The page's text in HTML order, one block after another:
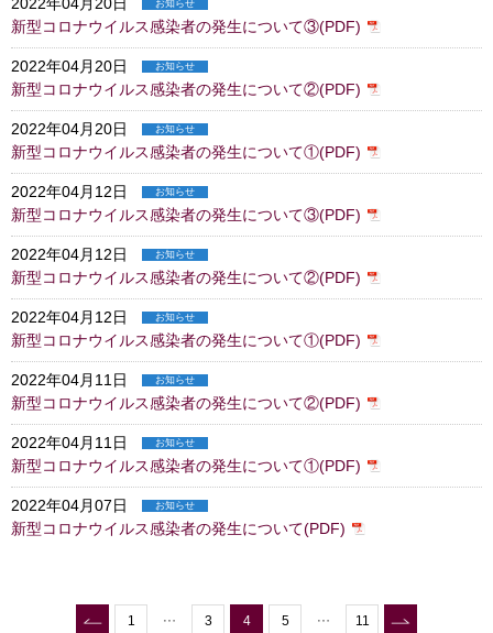
お知らせ
新型コロナウイルス感染者の発生について③(PDF)
2022年04月20日 お知らせ
新型コロナウイルス感染者の発生について②(PDF)
2022年04月20日 お知らせ
新型コロナウイルス感染者の発生について①(PDF)
2022年04月12日 お知らせ
新型コロナウイルス感染者の発生について③(PDF)
2022年04月12日 お知らせ
新型コロナウイルス感染者の発生について②(PDF)
2022年04月12日 お知らせ
新型コロナウイルス感染者の発生について①(PDF)
2022年04月11日 お知らせ
新型コロナウイルス感染者の発生について②(PDF)
2022年04月11日 お知らせ
新型コロナウイルス感染者の発生について①(PDF)
2022年04月07日 お知らせ
新型コロナウイルス感染者の発生について(PDF)
1 3 4 5 11